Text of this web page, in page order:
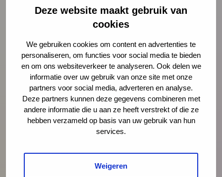
Deze website maakt gebruik van
cookies
We gebruiken cookies om content en advertenties te
personaliseren, om functies voor social media te bieden
en om ons websiteverkeer te analyseren. Ook delen we
informatie over uw gebruik van onze site met onze
partners voor social media, adverteren en analyse.
Deze partners kunnen deze gegevens combineren met
andere informatie die u aan ze heeft verstrekt of die ze
hebben verzameld op basis van uw gebruik van hun
services.
Weigeren
Preventie
Interventies
Onderzoek
Vakmanschap